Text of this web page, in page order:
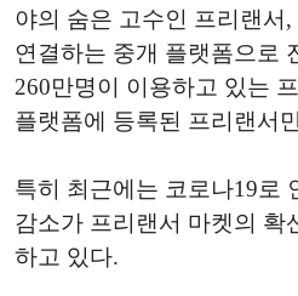
야의 숨은 고수인 프리랜서
연결하는 중개 플랫폼으로
260만명이 이용하고 있는
플랫폼에 등록된 프리랜서
특히 최근에는 코로나19로
감소가 프리랜서 마켓의 확
하고 있다.